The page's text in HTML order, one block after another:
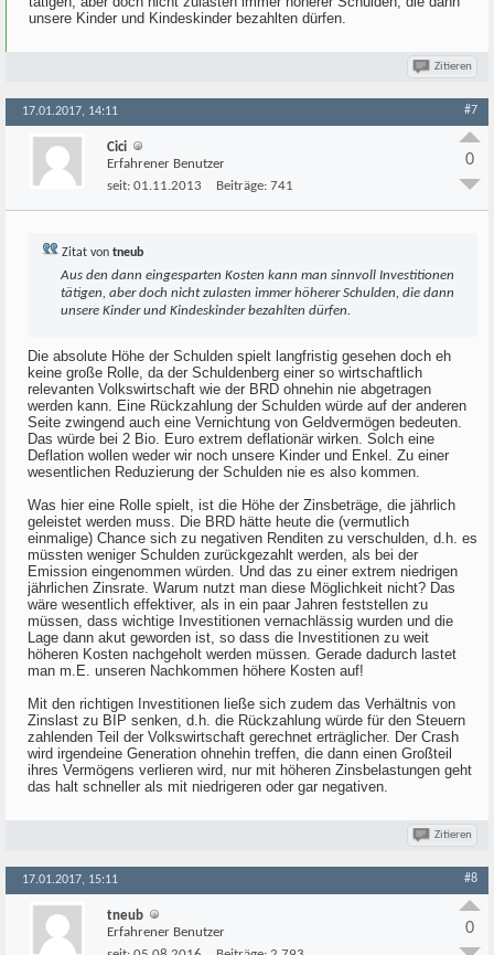
unsere Kinder und Kindeskinder bezahlten dürfen.
Zitieren
17.01.2017, 14:11 #7
Cici
Erfahrener Benutzer
seit: 01.11.2013 Beiträge: 741
0
Zitat von tneub
Aus den dann eingesparten Kosten kann man sinnvoll Investitionen
tätigen, aber doch nicht zulasten immer höherer Schulden, die dann
unsere Kinder und Kindeskinder bezahlten dürfen.
Die absolute Höhe der Schulden spielt langfristig gesehen doch eh
keine große Rolle, da der Schuldenberg einer so wirtschaftlich
relevanten Volkswirtschaft wie der BRD ohnehin nie abgetragen
werden kann. Eine Rückzahlung der Schulden würde auf der anderen
Seite zwingend auch eine Vernichtung von Geldvermögen bedeuten.
Das würde bei 2 Bio. Euro extrem deflationär wirken. Solch eine
Deflation wollen weder wir noch unsere Kinder und Enkel. Zu einer
wesentlichen Reduzierung der Schulden nie es also kommen.
Was hier eine Rolle spielt, ist die Höhe der Zinsbeträge, die jährlich
geleistet werden muss. Die BRD hätte heute die (vermutlich
einmalige) Chance sich zu negativen Renditen zu verschulden, d.h. es
müssten weniger Schulden zurückgezahlt werden, als bei der
Emission eingenommen würden. Und das zu einer extrem niedrigen
jährlichen Zinsrate. Warum nutzt man diese Möglichkeit nicht? Das
wäre wesentlich effektiver, als in ein paar Jahren feststellen zu
müssen, dass wichtige Investitionen vernachlässig wurden und die
Lage dann akut geworden ist, so dass die Investitionen zu weit
höheren Kosten nachgeholt werden müssen. Gerade dadurch lastet
man m.E. unseren Nachkommen höhere Kosten auf!
Mit den richtigen Investitionen ließe sich zudem das Verhältnis von
Zinslast zu BIP senken, d.h. die Rückzahlung würde für den Steuern
zahlenden Teil der Volkswirtschaft gerechnet erträglicher. Der Crash
wird irgendeine Generation ohnehin treffen, die dann einen Großteil
ihres Vermögens verlieren wird, nur mit höheren Zinsbelastungen geht
das halt schneller als mit niedrigeren oder gar negativen.
Zitieren
17.01.2017, 15:11 #8
tneub
Erfahrener Benutzer
0